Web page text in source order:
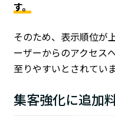
す。
そのため、表示順位が
ーザーからのアクセス
至りやすいとされていま
集客強化に追加